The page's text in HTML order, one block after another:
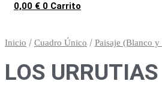
0,00 € 0 Carrito
Inicio / Cuadro Único / Paisaje (Blanco
LOS